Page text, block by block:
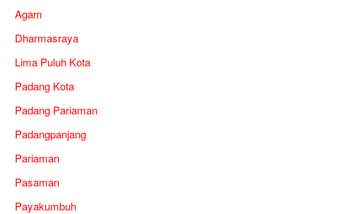
Agam
Dharmasraya
Lima Puluh Kota
Padang Kota
Padang Pariaman
Padangpanjang
Pariaman
Pasaman
Payakumbuh